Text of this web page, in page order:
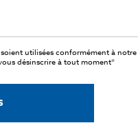
utilisées conformément à notre
désinscrire à tout moment*